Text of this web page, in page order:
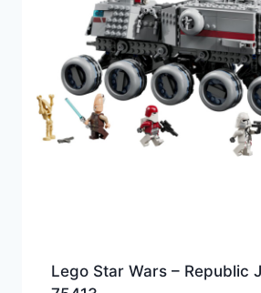
Lego Star Wars – Republic